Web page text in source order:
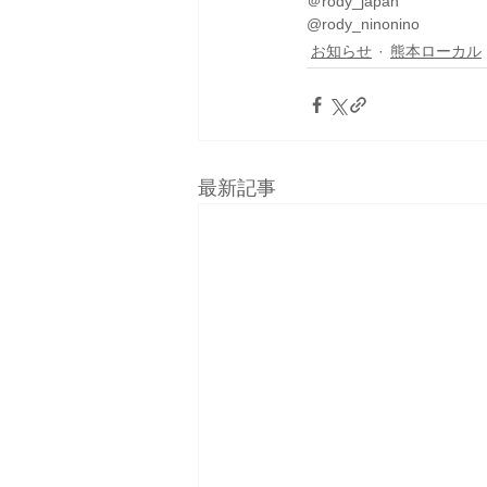
@rody_ninonino
お知らせ
熊本ローカル
最新記事